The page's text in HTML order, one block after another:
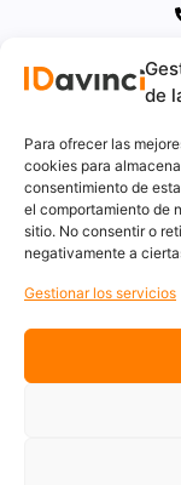
de
Para ofrecer las
cookies para
consentimiento de
el comportamiento de
sitio. No consentir o
negativamente a
Gestionar los servicios